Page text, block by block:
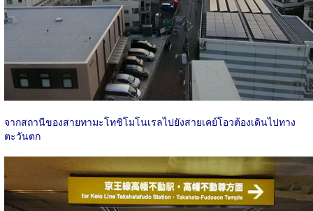
จากสถานีของสายทามะโทชิโมโนเรลไปยังสายเคย์โอวต้องเดินไปทาง
ตะวันตก